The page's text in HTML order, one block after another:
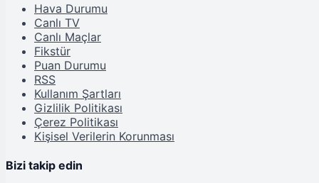
Hava Durumu
Canlı TV
Canlı Maçlar
Fikstür
Puan Durumu
RSS
Kullanım Şartları
Gizlilik Politikası
Çerez Politikası
Kişisel Verilerin Korunması
Bizi takip edin